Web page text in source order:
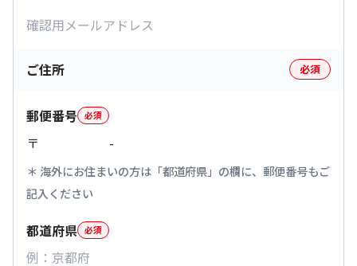
ご住所 必須
郵便番号 必須
〒 -
海外にお住まいの方は「都道府県」の欄に、郵便番号もご
記入ください
都道府県 必須